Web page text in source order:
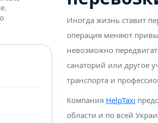
Иногда жизнь ставит
операция меняют
невозможно
санаторий или другое
транспорта и
Компания HelpTaxi
области и по всей